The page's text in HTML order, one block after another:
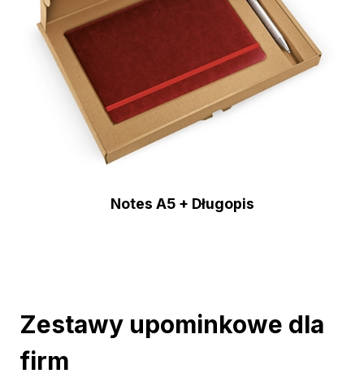
Notes A5 + Długopis
Zestawy upominkowe dla
firm